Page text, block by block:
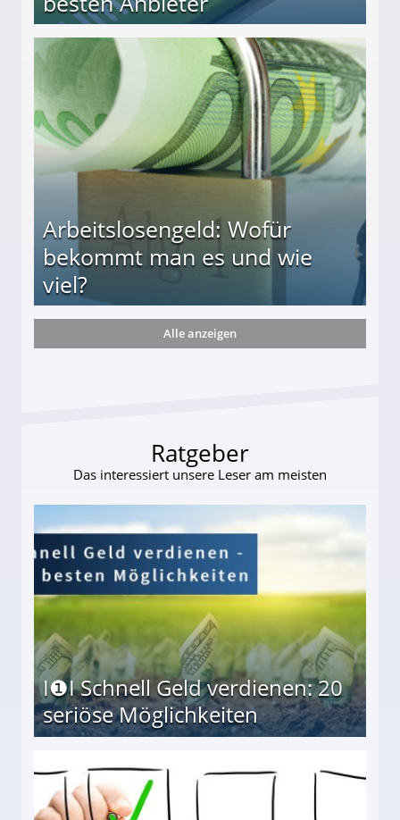
Arbeitslosengeld: Wofür
bekommt man es und wie
viel?
und wie viel?
Alle anzeigen
Ratgeber
Das interessiert unsere Leser am meisten
I❶I Schnell Geld verdienen: 20
seriöse Möglichkeiten